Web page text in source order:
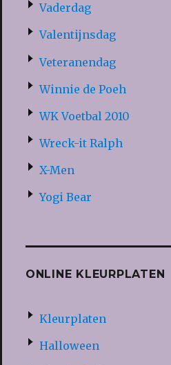
Vaderdag
Valentijnsdag
Veteranendag
Winnie de Poeh
WK Voetbal 2010
Wreck-it Ralph
X-Men
Yogi Bear
ONLINE KLEURPLATEN
Kleurplaten
Halloween